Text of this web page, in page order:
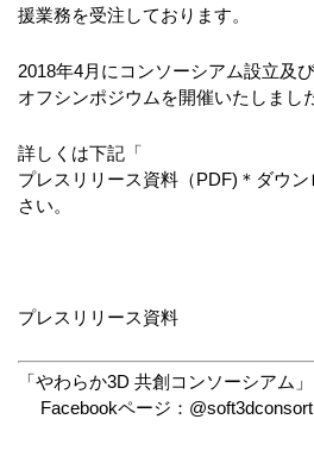
援業務を受注しております。
2018年4月にコンソーシアム設立及び
オフシンポジウムを開催いたしまし
詳しくは下記「
プレスリリース資料（PDF)＊ダウン
さい。
プレスリリース資料
「やわらか3D 共創コンソーシアム」
Facebookページ：